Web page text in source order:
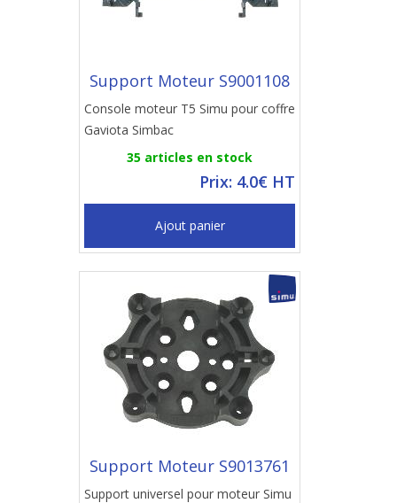
Support Moteur S9001108
Console moteur T5 Simu pour coffre
Gaviota Simbac
35 articles en stock
Prix: 4.0€ HT
Ajout panier
Support Moteur S9013761
Support universel pour moteur Simu